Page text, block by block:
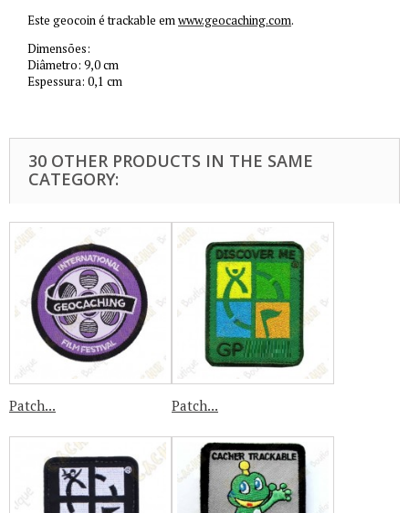
Este geocoin é trackable emwww.geocaching.com.
Dimensões:
Diâmetro: 9,0 cm
Espessura: 0,1 cm
30 OTHER PRODUCTS IN THE SAME
CATEGORY:
Patch... Patch...